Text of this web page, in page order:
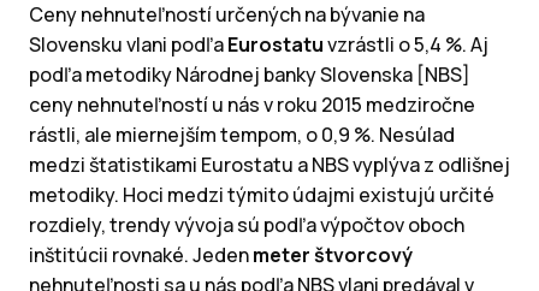
Ceny nehnuteľností určených na bývanie na
Slovensku vlani podľaEurostatuvzrástli o 5,4 %. Aj
podľa metodiky Národnej banky Slovenska [NBS]
ceny nehnuteľností u nás v roku 2015 medziročne
rástli, ale miernejším tempom, o 0,9 %. Nesúlad
medzi štatistikami Eurostatu a NBS vyplýva z odlišnej
metodiky. Hoci medzi týmito údajmi existujú určité
rozdiely, trendy vývoja sú podľa výpočtov oboch
inštitúcii rovnaké. Jedenmeter štvorcový
nehnuteľnosti sa u nás podľa NBS vlani predával v